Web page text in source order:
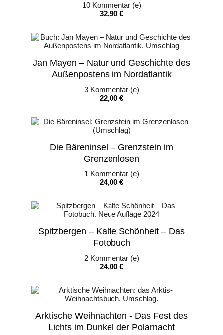
10Kommentar (e)
Preis
32,90 €
Jan Mayen – Natur und Geschichte des
Außenpostens im Nordatlantik
3Kommentar (e)
Preis
22,00 €
Die Bäreninsel – Grenzstein im
Grenzenlosen
1 Kommentar (e)
Preis
24,00 €
Spitzbergen – Kalte Schönheit – Das
Fotobuch
2Kommentar (e)
Preis
24,00 €
Arktische Weihnachten - Das Fest des
Lichts im Dunkel der Polarnacht